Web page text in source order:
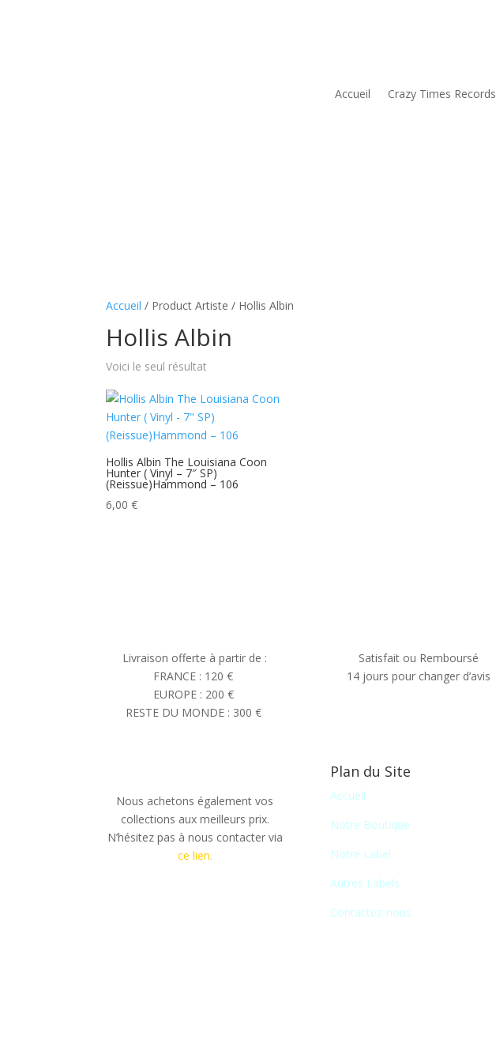
Accueil Crazy Times Records
Accueil / Product Artiste / Hollis Albin
Hollis Albin
Voici le seul résultat
Hollis Albin The Louisiana Coon
Hunter ( Vinyl – 7″ SP)
(Reissue)Hammond – 106
6,00€
Livraison offerte à partir de :
FRANCE : 120 €
EUROPE : 200 €
RESTE DU MONDE : 300 €
Satisfait ou Remboursé
14 jours pour changer d’avis
Nous achetons également vos
collections aux meilleurs prix.
N’hésitez pas à nous contacter via
ce lien.
Plan du Site
Accueil
Notre Boutique
Notre Label
Autres Labels
Contactez-nous